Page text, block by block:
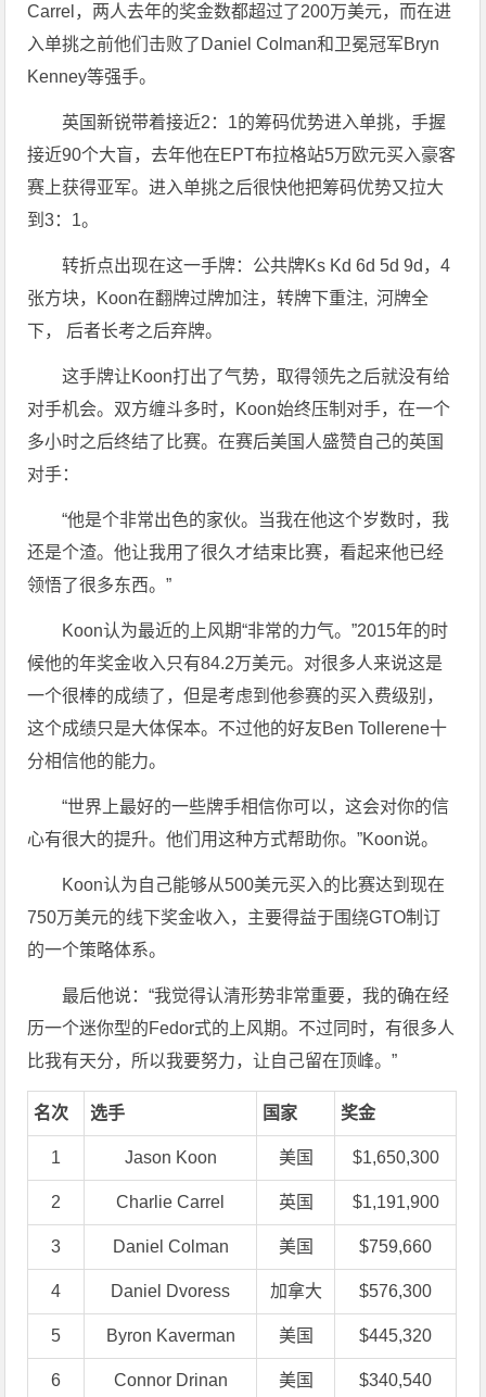
Carrel，两人去年的奖金数都超过了200万美元，而在进
入单挑之前他们击败了Daniel Colman和卫冕冠军Bryn
Kenney等强手。
英国新锐带着接近2：1的筹码优势进入单挑，手握
接近90个大盲，去年他在EPT布拉格站5万欧元买入豪客
赛上获得亚军。进入单挑之后很快他把筹码优势又拉大
到3：1。
转折点出现在这一手牌：公共牌Ks Kd 6d 5d 9d，4
张方块，Koon在翻牌过牌加注，转牌下重注, 河牌全
下， 后者长考之后弃牌。
这手牌让Koon打出了气势，取得领先之后就没有给
对手机会。双方缠斗多时，Koon始终压制对手，在一个
多小时之后终结了比赛。在赛后美国人盛赞自己的英国
对手：
“他是个非常出色的家伙。当我在他这个岁数时，我
还是个渣。他让我用了很久才结束比赛，看起来他已经
领悟了很多东西。”
Koon认为最近的上风期“非常的力气。”2015年的时
候他的年奖金收入只有84.2万美元。对很多人来说这是
一个很棒的成绩了，但是考虑到他参赛的买入费级别，
这个成绩只是大体保本。不过他的好友Ben Tollerene十
分相信他的能力。
“世界上最好的一些牌手相信你可以，这会对你的信
心有很大的提升。他们用这种方式帮助你。”Koon说。
Koon认为自己能够从500美元买入的比赛达到现在
750万美元的线下奖金收入，主要得益于围绕GTO制订
的一个策略体系。
最后他说：“我觉得认清形势非常重要，我的确在经
历一个迷你型的Fedor式的上风期。不过同时，有很多人
比我有天分，所以我要努力，让自己留在顶峰。”
名次 选手 国家 奖金
1 Jason Koon 美国 $1,650,300
2 Charlie Carrel 英国 $1,191,900
3 Daniel Colman 美国 $759,660
4 Daniel Dvoress 加拿大 $576,300
5 Byron Kaverman 美国 $445,320
6 Connor Drinan 美国 $340,540